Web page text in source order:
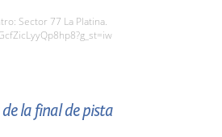
Sector 77 La Platina.
la final de pista